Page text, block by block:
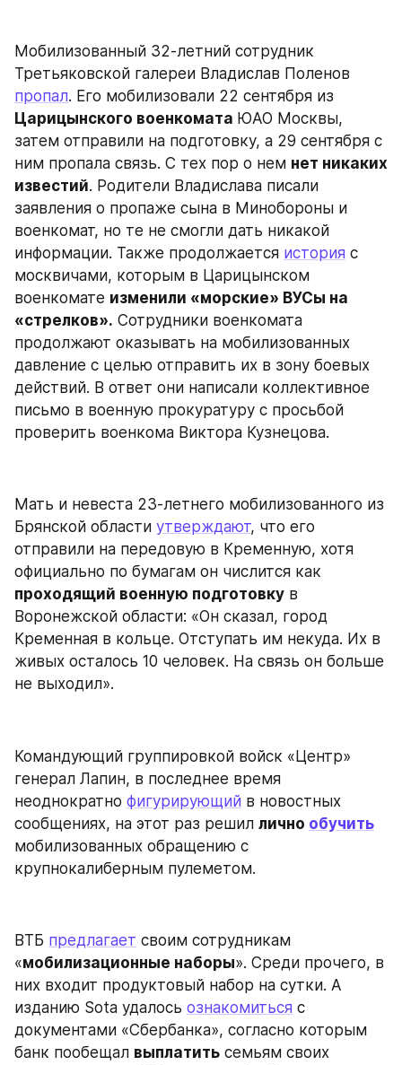
Мобилизованный 32-летний сотрудник
пропал
Царицынского военкомата ЮАО Москвы,
затем отправили на подготовку, а 29 сентября с
ним пропала связь. С тех пор о нем нет никаких
известий. Родители Владислава писали
заявления о пропаже сына в Минобороны и
военкомат, но те не смогли дать никакой
информации. Также продолжается история с
москвичами, которым в Царицынском
военкомате изменили «морские» ВУСы на
«стрелков». Сотрудники военкомата
продолжают оказывать на мобилизованных
давление с целью отправить их в зону боевых
действий. В ответ они написали коллективное
письмо в военную прокуратуру с просьбой
проверить военкома Виктора Кузнецова.
Мать и невеста 23-летнего мобилизованного из
Брянской области утверждают, что его
отправили на передовую в Кременную, хотя
проходящий военную подготовку в
Воронежской области: «Он сказал, город
Кременная в кольце. Отступать им некуда. Их в
живых осталось 10 человек. На связь он больше
не выходил».
Командующий группировкой войск «Центр»
генерал Лапин, в последнее время
неоднократно фигурирующий в новостных
сообщениях, на этот раз решил лично обучить
мобилизованных обращению с
крупнокалиберным пулеметом.
ВТБ предлагает своим сотрудникам
«мобилизационные наборы». Среди прочего, в
них входит продуктовый набор на сутки. А
изданию Sota удалось ознакомиться с
документами «Сбербанка», согласно которым
банк пообещал выплатить семьям своих